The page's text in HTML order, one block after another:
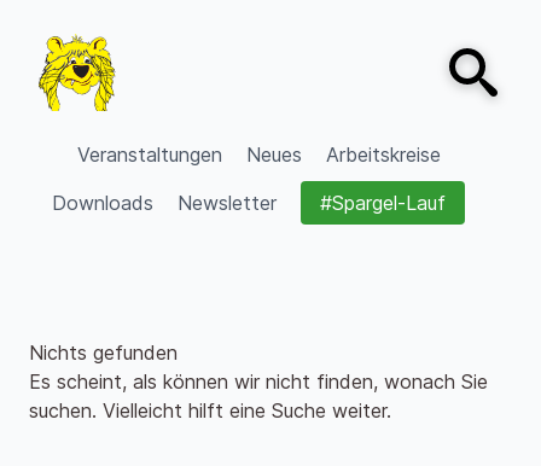
VVV Burgdorf
Veranstaltungen Neues
Arbeitskreise
Downloads
Newsletter #Spargel-Lauf
Open
Nichts gefunden
Es scheint, als können wir nicht finden, wonach Sie
suchen. Vielleicht hilft eine Suche weiter.